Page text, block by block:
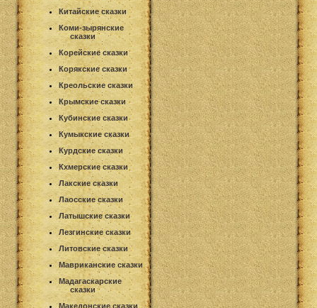
Китайские сказки
Коми-зырянские
сказки
Корейские сказки
Корякские сказки
Креольские сказки
Крымские сказки
Кубинские сказки
Кумыкские сказки
Курдские сказки
Кхмерские сказки
Лакские сказки
Лаосские сказки
Латышские сказки
Лезгинские сказки
Литовские сказки
Мавриканские сказки
Мадагаскарские
сказки
Македонские сказки